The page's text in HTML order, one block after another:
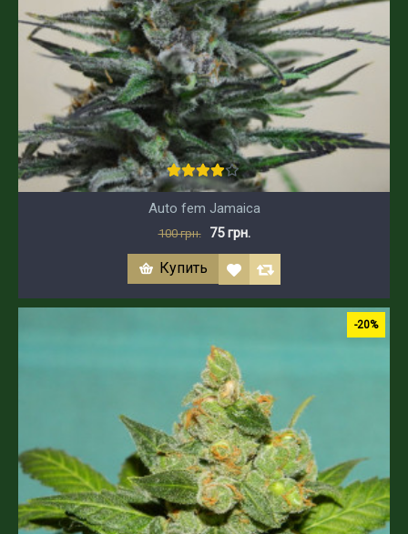
Auto fem Jamaica
100 грн. 75 грн.
Купить
-20%